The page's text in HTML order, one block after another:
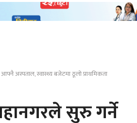
अस्पताल, स्वास्थ्य बजेटमा ठूलो प्राथमिकता
सुरु गर्ने